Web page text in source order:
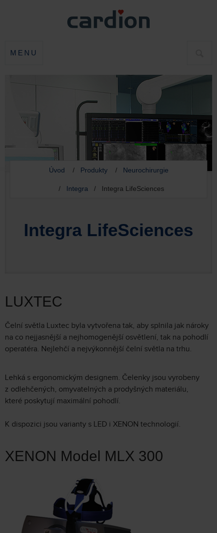
MENU
Úvod / Produkty/ Neurochirurgie
/ Integra / Integra LifeSciences
Integra LifeSciences
LUXTEC
Čelní světla Luxtec byla vytvořena tak, aby splnila jak nároky
na co nejjasnější a nejhomogenější osvětlení, tak na pohodlí
operatéra. Nejlehčí a nejvýkonnější čelní světla na trhu.
Lehká s ergonomickým designem. Čelenky jsou vyrobeny
z odlehčených, omyvatelných a prodyšných materiálu,
které poskytují maximální pohodlí.
K dispozici jsou varianty s LED i XENON technologií.
XENON Model MLX 300